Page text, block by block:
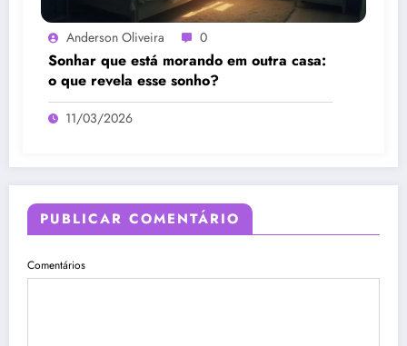
Anderson Oliveira 0
Sonhar que está morando em outra casa:
o que revela esse sonho?
11/03/2026
PUBLICAR COMENTÁRIO
Comentários